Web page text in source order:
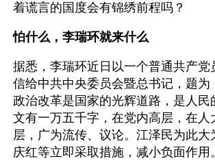
着谎言的国度会有锦绣前程吗？
怕什么，李瑞环就来什么
据悉，李瑞环近日以一个普通共产党
信给中共中央委员会暨总书记，题为
政治改革是国家的光辉道路，是人民
文有一万五千字，在党内高层，在人
层，广为流传、议论。江泽民为此大
庆红等立即采取措施，减小负面作用。